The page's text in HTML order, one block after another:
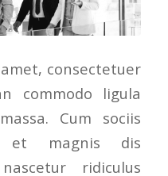
consectetuer
commodo ligula
Cum sociis
et magnis dis
ridiculus